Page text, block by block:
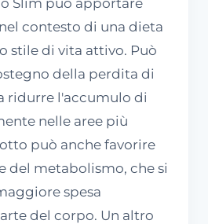
contesto di una dieta
stile di vita attivo. Può
della perdita di
ridurre l'accumulo di
nelle aree più
può anche favorire
del metabolismo, che si
spesa
del corpo. Un altro